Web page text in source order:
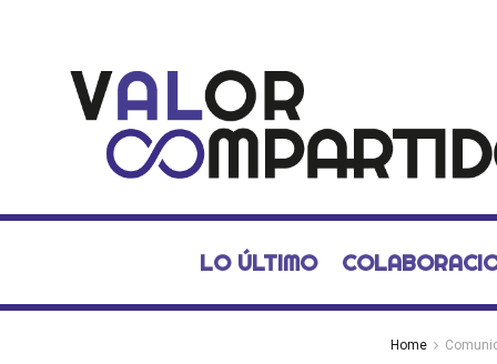
LO ÚLTIMO
Home